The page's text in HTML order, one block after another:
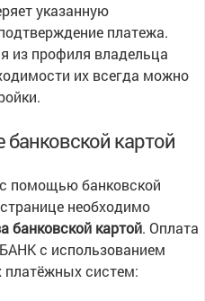
указанную
платежа.
из профиля владельца
их всегда можно
банковской картой
помощью банковской
необходимо
банковской картой. Оплата
с использованием
платёжных систем: